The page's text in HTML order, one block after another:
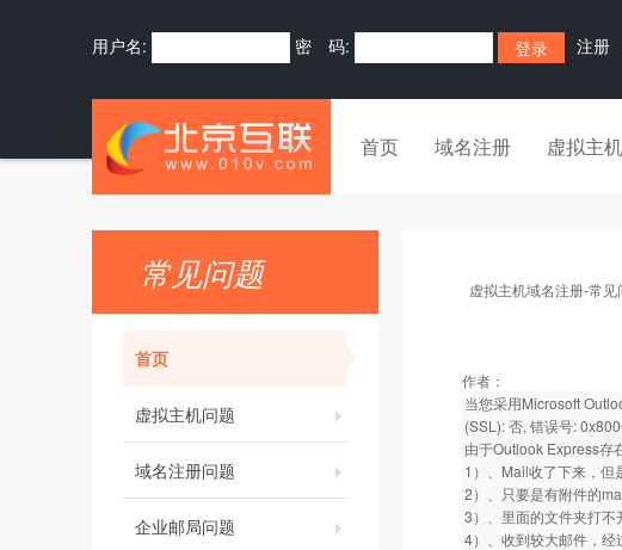
用户名: 密 码: 注册
首页 域名注册 虚拟主机
常见问题
首页
虚拟主机问题
域名注册问题
企业邮局问题
虚拟主机域名注册-常见
作者：
当您采用Microsoft
(SSL): 否, 错误号:
由于Outlook Express存
1）、Mail收了下来，但
2）、只要是有附件的
3）、里面的文件夹打不
4）、收到较大邮件，